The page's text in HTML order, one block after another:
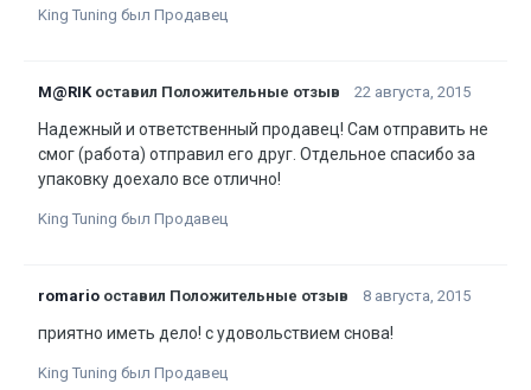
King Tuning был Продавец
M@RIKоставил Положительные отзыв 22 августа, 2015
Надежный и ответственный продавец! Сам отправить не
смог (работа) отправил его друг. Отдельное спасибо за
упаковку доехало все отлично!
King Tuning был Продавец
romario оставил Положительные отзыв 8 августа, 2015
приятно иметь дело! с удовольствием снова!
King Tuning был Продавец